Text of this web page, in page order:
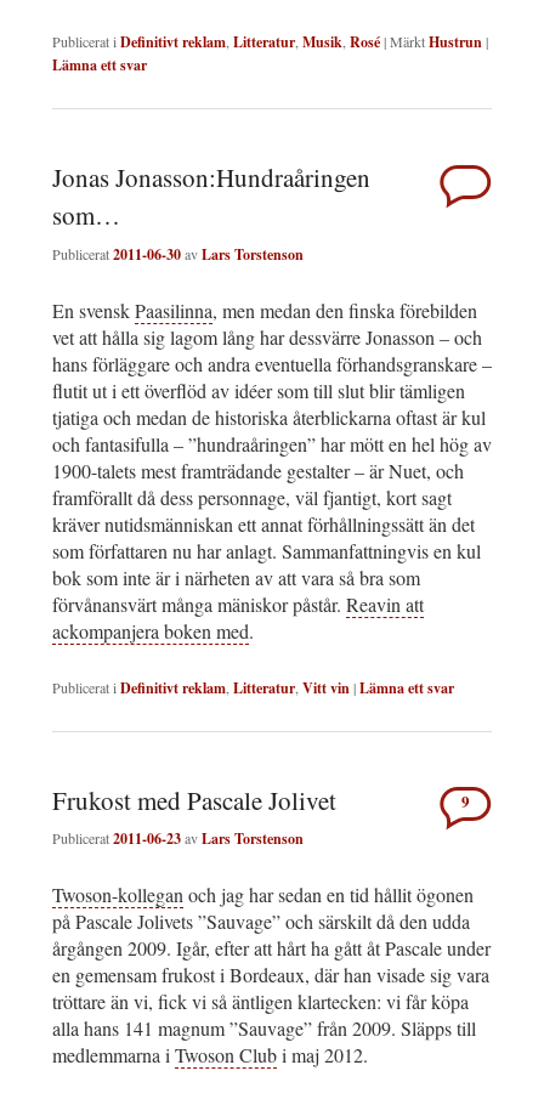
Publicerat iDefinitivt reklam,Litteratur,Musik,Rosé|MärktHustrun|
Lämna ett svar
Jonas Jonasson:Hundraåringen
som…
Publicerat2011-06-30avLars Torstenson
En svenskPaasilinna, men medan den finska förebilden
vet att hålla sig lagom lång har dessvärre Jonasson – och
hans förläggare och andra eventuella förhandsgranskare –
flutit ut i ett överflöd av idéer som till slut blir tämligen
tjatiga och medan de historiska återblickarna oftast är kul
och fantasifulla – ”hundraåringen” har mött en hel hög av
1900-talets mest framträdande gestalter – är Nuet, och
framförallt då dess personnage, väl fjantigt, kort sagt
kräver nutidsmänniskan ett annat förhållningssätt än det
som författaren nu har anlagt. Sammanfattningvis en kul
bok som inte är i närheten av att vara så bra som
förvånansvärt många mäniskor påstår. Reavin att
ackompanjera boken med.
Publicerat i Definitivt reklam Litteratur Vitt vin|Lämna ett svar
Frukost med Pascale Jolivet
Publicerat2011-06-23avLars Torstenson
9
Twoson-kollegan och jag har sedan en tid hållit ögonen
på Pascale Jolivets ”Sauvage” och särskilt då den udda
årgången 2009. Igår, efter att hårt ha gått åt Pascale under
en gemensam frukost i Bordeaux, där han visade sig vara
tröttare än vi, fick vi så äntligen klartecken: vi får köpa
alla hans 141 magnum ”Sauvage” från 2009. Släpps till
medlemmarna i Twoson Clubi maj 2012.